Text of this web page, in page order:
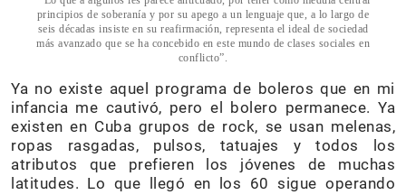
principios de soberanía y por su apego a un lenguaje que, a lo largo de
seis décadas insiste en su reafirmación, representa el ideal de sociedad
más avanzado que se ha concebido en este mundo de clases sociales en
conflicto”.
Ya no existe aquel programa de boleros que en mi
infancia me cautivó, pero el bolero permanece. Ya
existen en Cuba grupos de rock, se usan melenas,
ropas rasgadas, pulsos, tatuajes y todos los
atributos que prefieren los jóvenes de muchas
latitudes. Lo que llegó en los 60 sigue operando